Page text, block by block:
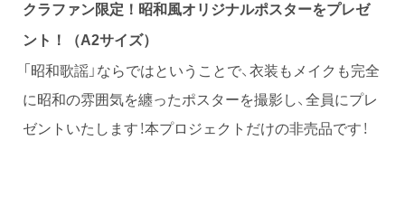
クラファン限定！昭和 風オリジナルポスターをプレゼ
ント！（A2サイズ）
「昭和歌謡」ならではということで、衣装もメイクも完全
に昭和の雰囲気を纏ったポスターを撮影し、全員にプレ
ゼントいたします！本プロジェクトだけの非売品です！